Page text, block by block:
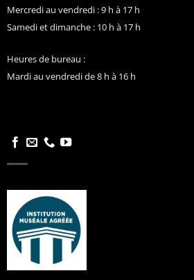
Mercredi au vendredi : 9 h à 17 h
Samedi et dimanche : 10 h à 17 h
Heures de bureau :
Mardi au vendredi de 8 h à 16 h